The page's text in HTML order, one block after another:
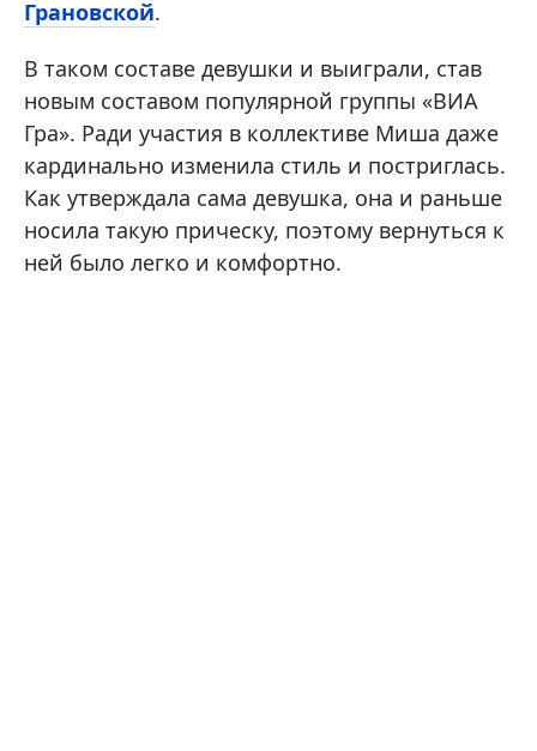
Грановской.
В таком составе девушки и выиграли, став
новым составом популярной группы «ВИА
Гра». Ради участия в коллективе Миша даже
кардинально изменила стиль и постриглась.
Как утверждала сама девушка, она и раньше
носила такую прическу, поэтому вернуться к
ней было легко и комфортно.